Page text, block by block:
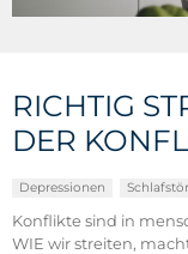
RICHTIG
DER
Depressionen
Konflikte sind in
WIE wir streiten,